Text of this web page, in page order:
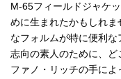
M-65フィールドジャケ
めに生まれたかもしれま
なフォルムが特に便利
志向の素人のために、
ファノ・リッチの手に